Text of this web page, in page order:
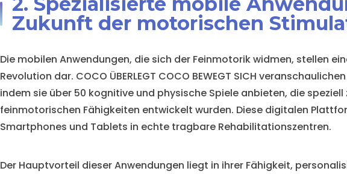
Zukunft der motorischen
Die mobilen Anwendungen, die sich der Feinmotorik widmen, stellen
Revolution dar. COCO ÜBERLEGT COCO BEWEGT SICH
indem sie über 50 kognitive und physische Spiele anbieten, die
feinmotorischen Fähigkeiten entwickelt wurden. Diese digitalen
Smartphones und Tablets in echte tragbare Rehabilitationszentren.
Der Hauptvorteil dieser Anwendungen liegt in ihrer Fähigkeit,